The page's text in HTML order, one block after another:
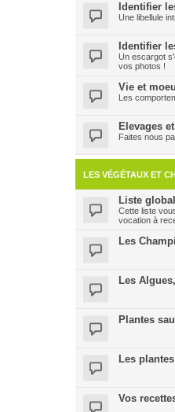
Identifier
Une libellule
Identifier
Un escargot
vos photos !
Vie et
Les
Elevages
Faites nous
LES VÉGÉTAUX ET
Liste
Cette liste
vocation à
Les
Les
Plantes
Les
Vos